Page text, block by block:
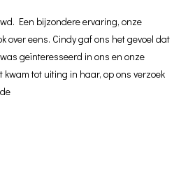
Een bijzondere ervaring, onze
over eens. Cindy gaf ons het gevoel dat
geïnteresseerd in ons en onze
tot uiting in haar, op ons verzoek